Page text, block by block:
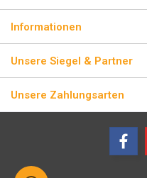
Informationen
Unsere Siegel & Partner
Unsere Zahlungsarten